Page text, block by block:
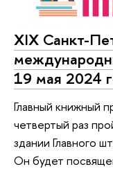
XIX Санкт-
19 мая 2024
Главный книжный
четвертый раз
здании Главного
Он будет